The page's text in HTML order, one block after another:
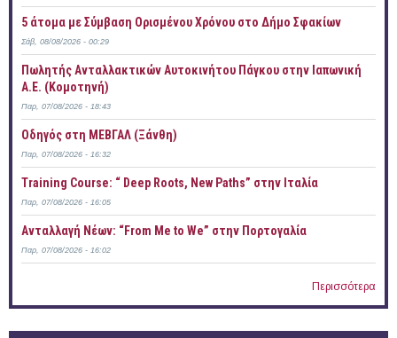
5 άτομα με Σύμβαση Ορισμένου Χρόνου στο Δήμο Σφακίων
Σάβ, 08/08/2026 - 00:29
Πωλητής Ανταλλακτικών Αυτοκινήτου Πάγκου στην Ιαπωνική
Α.Ε. (Κομοτηνή)
Παρ, 07/08/2026 - 18:43
Οδηγός στη ΜΕΒΓΑΛ (Ξάνθη)
Παρ, 07/08/2026 - 16:32
Training Course: “ Deep Roots, New Paths” στην Ιταλία
Παρ, 07/08/2026 - 16:05
Ανταλλαγή Νέων: “From Me to We” στην Πορτογαλία
Παρ, 07/08/2026 - 16:02
Περισσότερα